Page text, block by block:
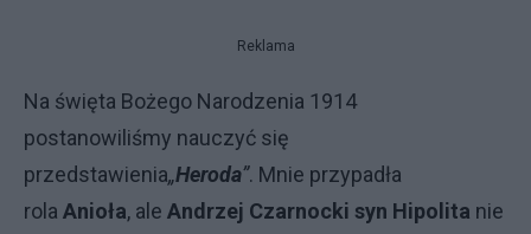
Reklama
Na święta Bożego Narodzenia 1914
postanowiliśmy nauczyć się
przedstawienia„Heroda”. Mnie przypadła
rola Anioła, ale Andrzej Czarnocki syn Hipolita nie